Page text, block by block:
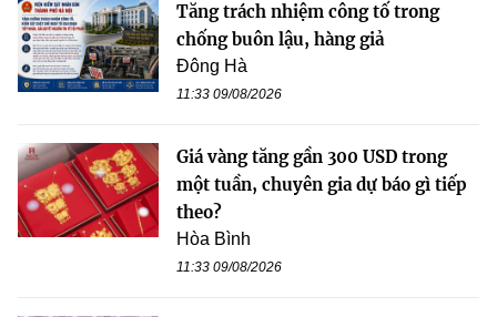
Tăng trách nhiệm công tố trong
chống buôn lậu, hàng giả
Đông Hà
11:33 09/08/2026
Giá vàng tăng gần 300 USD trong
một tuần, chuyên gia dự báo gì tiếp
theo?
Hòa Bình
11:33 09/08/2026